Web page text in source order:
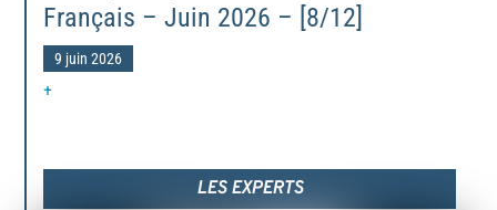
Français – Juin 2026 – [8/12]
9 juin 2026
+
LES EXPERTS